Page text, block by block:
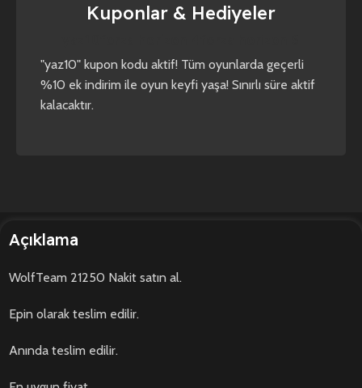
Kuponlar & Hediyeler
"yaz10" kupon kodu aktif! Tüm oyunlarda geçerli
%10 ek indirim ile oyun keyfi yaşa! Sınırlı süre aktif
kalacaktır.
Açıklama
WolfTeam 21250 Nakit satın al.
Epin olarak teslim edilir.
Anında teslim edilir.